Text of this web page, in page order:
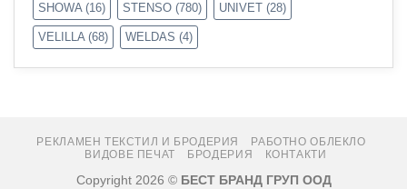
SHOWA(16) STENSO (780) UNIVET (28)
VELILLA(68) WELDAS (4)
РЕКЛАМЕН ТЕКСТИЛ И БРОДЕРИЯ
РАБОТНО ОБЛЕКЛО
ВИДОВЕ ПЕЧАТ
БРОДЕРИЯ КОНТАКТИ
Copyright 2026 © БЕСТ БРАНД ГРУП ООД